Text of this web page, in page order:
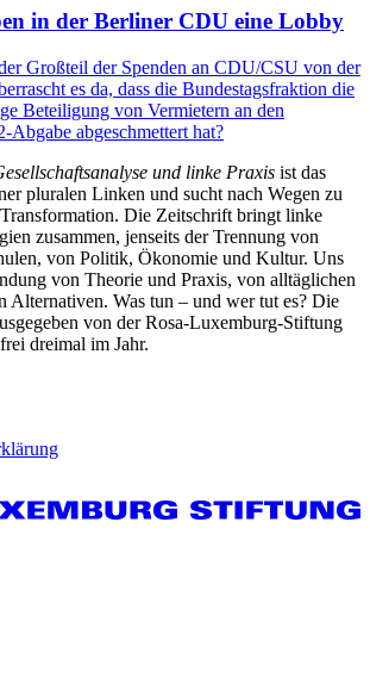
in der Berliner CDU eine Lobby
Großteil der Spenden an CDU/CSU von der
es da, dass die Bundestagsfraktion die
Beteiligung von Vermietern an den
Abgabe abgeschmettert hat?
und linke Praxis ist das
pluralen Linken und sucht nach Wegen zu
Die Zeitschrift bringt linke
zusammen, jenseits der Trennung von
von Politik, Ökonomie und Kultur. Uns
von Theorie und Praxis, von alltäglichen
Alternativen. Was tun – und wer tut es? Die
von der Rosa-Luxemburg-Stiftung
dreimal im Jahr.